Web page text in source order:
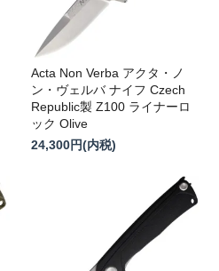
Acta Non Verba アクタ・ノ
ン・ヴェルバ ナイフ Czech
Republic製 Z100 ライナーロ
ック Olive
24,300円(内税)